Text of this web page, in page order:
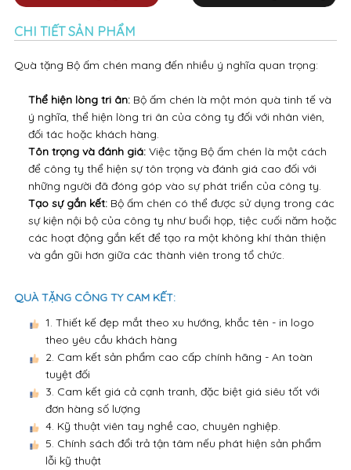
CHI TIẾT SẢN PHẨM
Quà tặng Bộ ấm chén mang đến nhiều ý nghĩa quan trọng:
Thể hiện lòng tri ân:Bộ ấm chén là một món quà tinh tế và
ý nghĩa, thể hiện lòng tri ân của công ty đối với nhân viên,
đối tác hoặc khách hàng.
Tôn trọng và đánh giá:Việc tặng Bộ ấm chén là một cách
để công ty thể hiện sự tôn trọng và đánh giá cao đối với
những người đã đóng góp vào sự phát triển của công ty.
Tạo sự gắn kết:Bộ ấm chén có thể được sử dụng trong các
sự kiện nội bộ của công ty như buổi họp, tiệc cuối năm hoặc
các hoạt động gắn kết để tạo ra một không khí thân thiện
và gần gũi hơn giữa các thành viên trong tổ chức.
QUÀ TẶNG CÔNG TY CAM KẾT:
1. Thiết kế đẹp mắt theo xu hướng, khắc tên - in logo
theo yêu cầu khách hàng
2. Cam kết sản phẩm cao cấp chính hãng - An toàn
tuyệt đối
3. Cam kết giá cả cạnh tranh, đặc biệt giá siêu tốt với
đơn hàng số lượng
4. Kỹ thuật viên tay nghề cao, chuyên nghiệp.
5. Chính sách đổi trả tận tâm nếu phát hiện sản phẩm
lỗi kỹ thuật